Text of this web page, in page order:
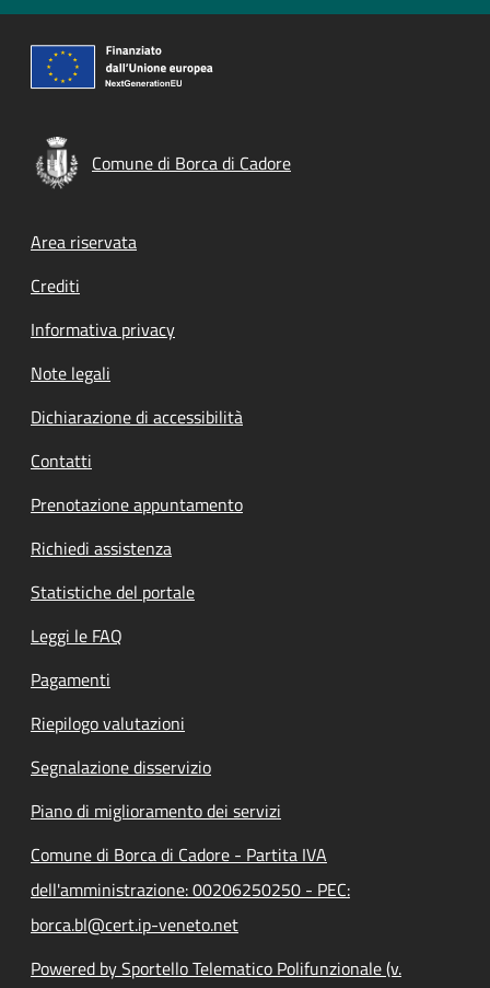
Comune di Borca di Cadore
Footer menu
Area riservata
Crediti
Informativa privacy
Note legali
Dichiarazione di accessibilità
Contatti
Prenotazione appuntamento
Richiedi assistenza
Statistiche del portale
Leggi le FAQ
Pagamenti
Riepilogo valutazioni
Segnalazione disservizio
Piano di miglioramento dei servizi
Comune di Borca di Cadore - Partita IVA
dell'amministrazione: 00206250250 - PEC:
borca.bl@cert.ip-veneto.net
Powered by Sportello Telematico Polifunzionale (v.